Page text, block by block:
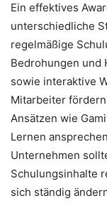
Ein effektives
unterschiedliche
regelmäßige
Bedrohungen und
sowie interaktive
Mitarbeiter
Ansätzen wie
Lernen
Unternehmen
Schulungsinhalte
sich ständig